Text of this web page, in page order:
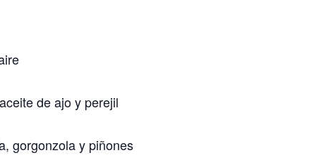
de ajo y perejil
gorgonzola y piñones